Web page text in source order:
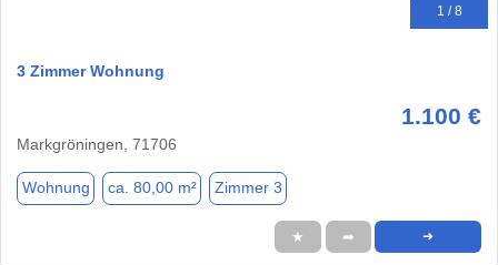
1 / 8
3 Zimmer Wohnung
1.100 €
Markgröningen, 71706
Wohnung ca. 80,00 m² Zimmer 3
★ ➦ ➜